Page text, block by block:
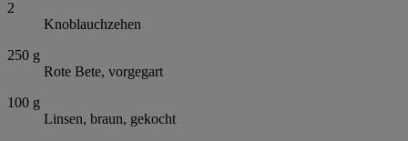
2
Knoblauchzehen
250 g
Rote Bete, vorgegart
100 g
Linsen, braun, gekocht